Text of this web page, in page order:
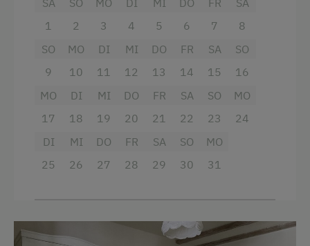
Service
Tägliches Housekeeping
Internet
WiFi
Freizeitaktivitäten am Betrieb und in der
Umgebung
Haarföhn
Handtücher
Kinderbett
Reinigungsausstattung im Hotel
Haupthaus
Einzelbett
1
2
3
4
5
6
7
8
SO
9
MO
10
DI
11
MI
12
DO
13
FR
14
SA
15
SO
16
MO
17
DI
18
MI
19
DO
20
FR
21
SA
22
SO
23
MO
24
DI
25
MI
26
DO
27
FR
28
SA
29
SO
30
MO
31